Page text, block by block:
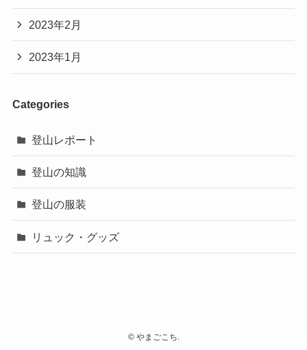
2023年2月
2023年1月
Categories
登山レポート
登山の知識
登山の服装
リュック・グッズ
©やまごこち.